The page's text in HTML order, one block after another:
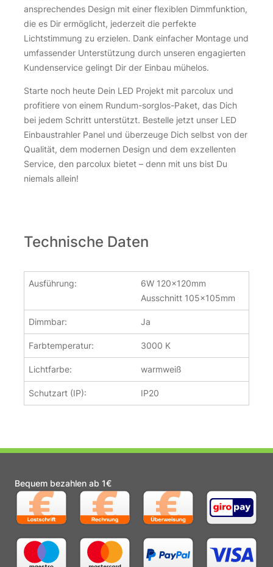
ansprechendes Design mit einer flexiblen Dimmfunktion,
die es Dir ermöglicht, jederzeit die perfekte
Lichtstimmung zu erzielen. Dank einfacher Montage und
umfassender Unterstützung durch unseren engagierten
Kundenservice gelingt Dir der Einbau mühelos.
Starte noch heute Dein LED Projekt mit parcolux und
profitiere von einem Rundum-sorglos-Paket, das Dich
bei jedem Schritt unterstützt. Bestelle jetzt unser LED
Einbaustrahler Panel und überzeuge Dich selbst von der
Qualität, dem modernen Design und dem exzellenten
Service, den parcolux bietet – denn mit uns bist Du
niemals allein!
Technische Daten
Ausführung:
6W 120x120mm
Ausschnitt 105x105mm
Dimmbar: Ja
Farbtemperatur: 3000 K
Lichtfarbe: warmweiß
Schutzart (IP): IP20
Bequem bezahlen ab 1€